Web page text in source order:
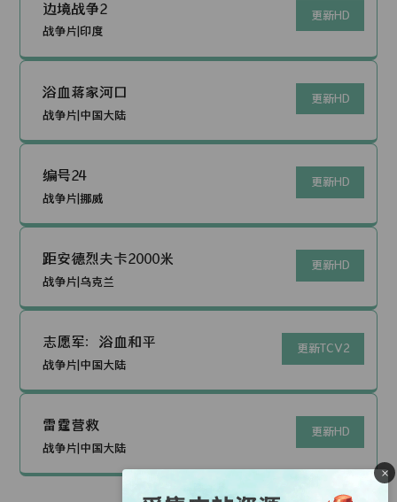
边境战争2
战争片|印度
更新HD
浴血蒋家河口
战争片|中国大陆
更新HD
编号24
战争片|挪威
更新HD
距安德烈夫卡2000米
战争片|乌克兰
更新HD
志愿军：浴血和平
战争片|中国大陆
更新TCV2
雷霆营救
战争片|中国大陆
更新HD
×